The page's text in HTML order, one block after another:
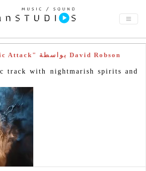
تحميل "Panic Attack" بواسطة David Robson
track with nightmarish spirits and